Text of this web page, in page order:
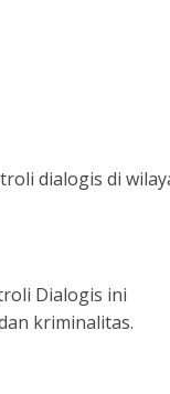
dialogis di
Dialogis ini
kriminalitas.